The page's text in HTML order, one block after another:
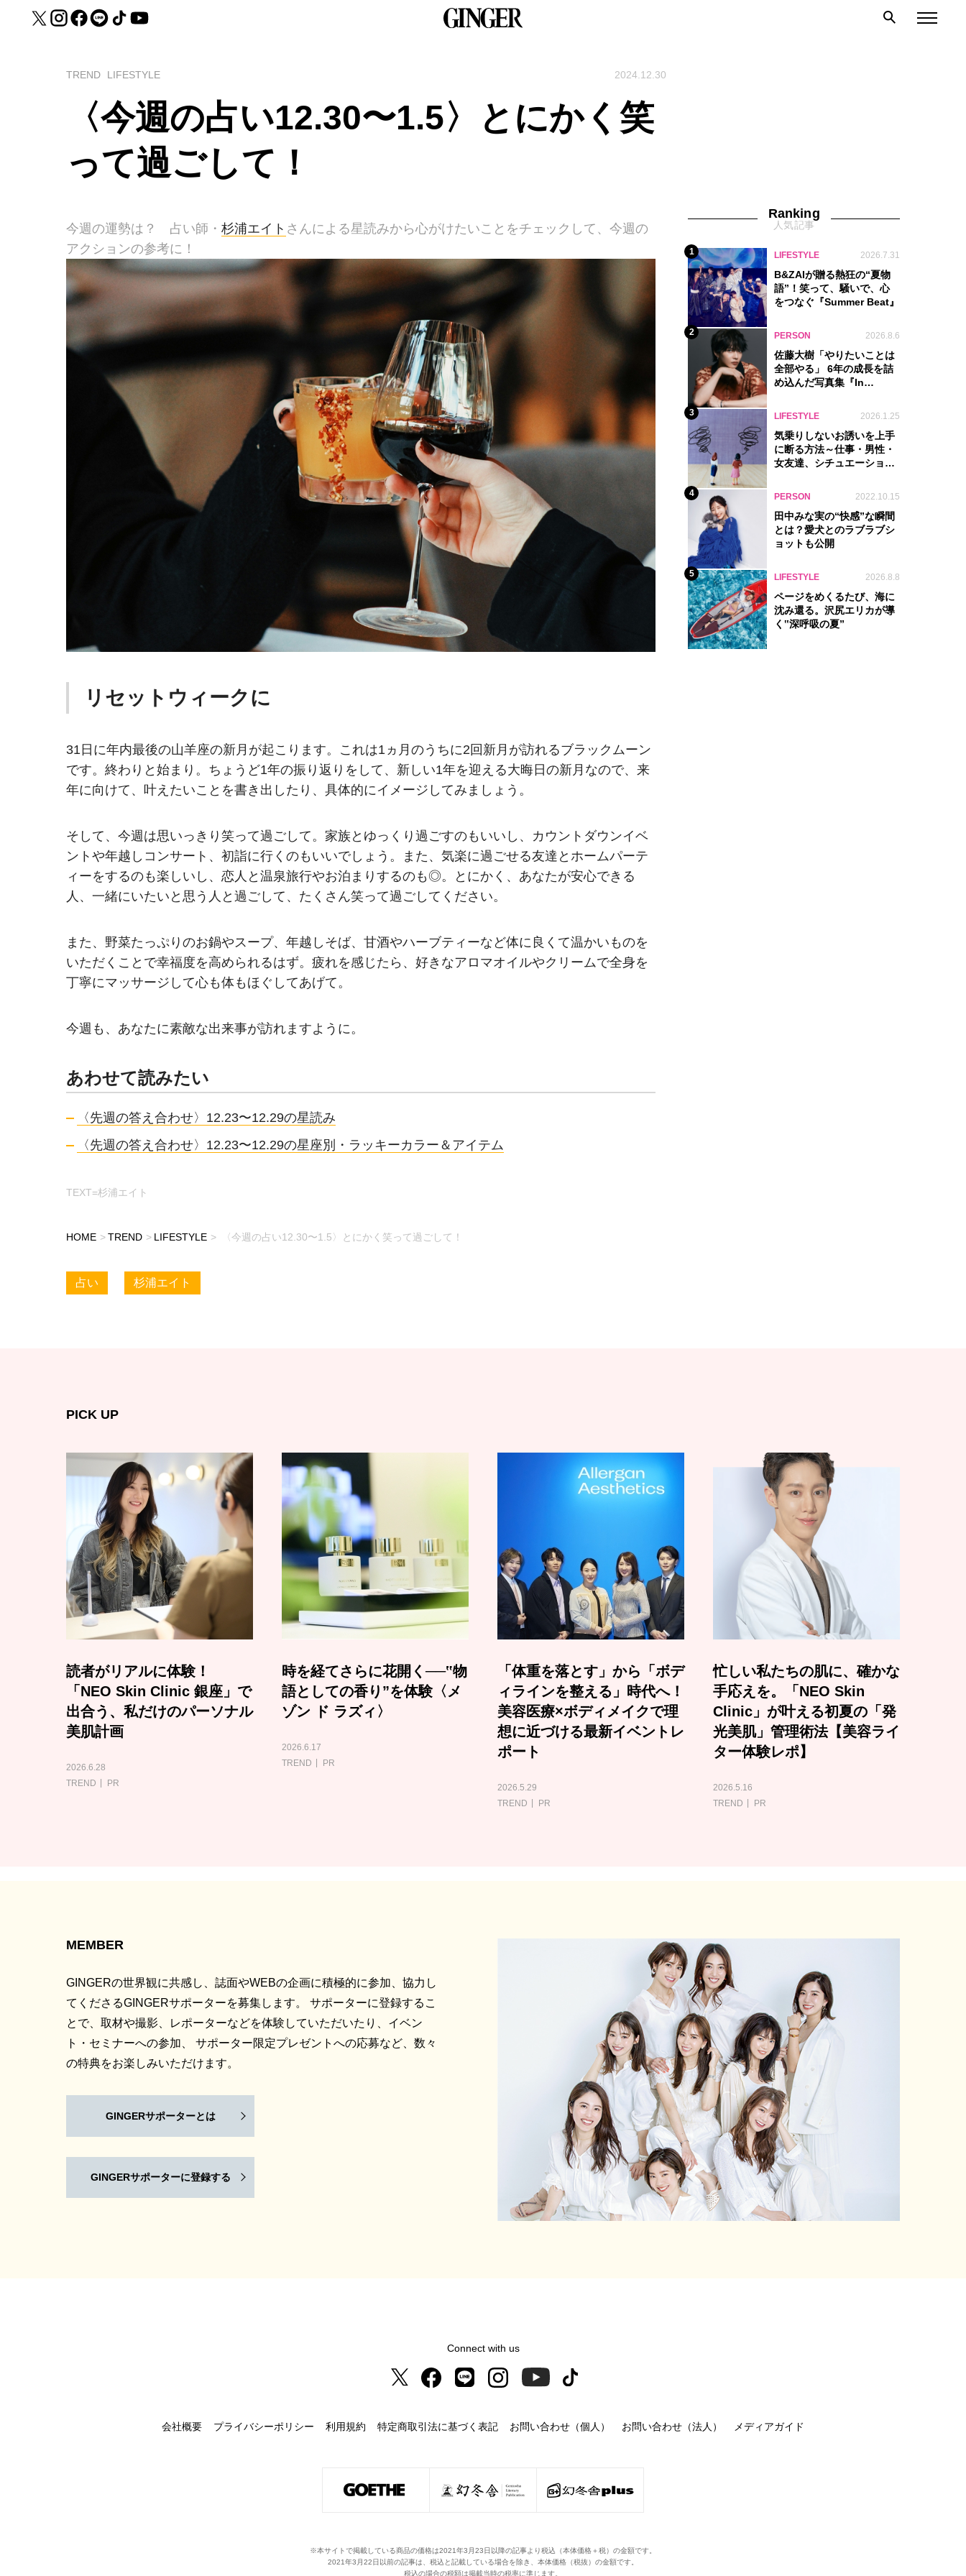
TREND LIFESTYLE 2024.12.30
〈今週の占い12.30〜1.5〉とにかく笑
って過ごして！
今週の運勢は？ 占い師・ 杉浦エイト さんによる星読みから心がけたいことをチェックして、今週の
アクションの参考に！
リセットウィークに
31日に年内最後の山羊座の新月が起こります。これは1ヵ月のうちに2回新月が訪れるブラックムーン
です。終わりと始まり。ちょうど1年の振り返りをして、新しい1年を迎える大晦日の新月なので、来
年に向けて、叶えたいことを書き出したり、具体的にイメージしてみましょう。
そして、今週は思いっきり笑って過ごして。家族とゆっくり過ごすのもいいし、カウントダウンイベ
ントや年越しコンサート、初詣に行くのもいいでしょう。また、気楽に過ごせる友達とホームパーテ
ィーをするのも楽しいし、恋人と温泉旅行やお泊まりするのも◎。とにかく、あなたが安心できる
人、一緒にいたいと思う人と過ごして、たくさん笑って過ごしてください。
また、野菜たっぷりのお鍋やスープ、年越しそば、甘酒やハーブティーなど体に良くて温かいものを
いただくことで幸福度を高められるはず。疲れを感じたら、好きなアロマオイルやクリームで全身を
丁寧にマッサージして心も体もほぐしてあげて。
今週も、あなたに素敵な出来事が訪れますように。
あわせて読みたい
〈先週の答え合わせ〉12.23〜12.29の星読み
〈先週の答え合わせ〉12.23〜12.29の星座別・ラッキーカラー＆アイテム
TEXT=杉浦エイト
HOME TREND LIFESTYLE 〈今週の占い12.30〜1.5〉とにかく笑って過ごして！
占い 杉浦エイト
Ranking
人気記事
1 LIFESTYLE 2026.7.31
B&ZAIが贈る熱狂の“夏物
語”！笑って、騒いで、心
をつなぐ『Summer Beat』
2 PERSON 2026.8.6
佐藤大樹「やりたいことは
全部やる」 6年の成長を詰
め込んだ写真集『In
3 LIFESTYLE 2026.1.25
気乗りしないお誘いを上手
に断る方法～仕事・男性・
女友達、シチュエーション
4 PERSON 2022.10.15
田中みな実の“快感”な瞬間
とは？愛犬とのラブラブシ
ョットも公開
5 LIFESTYLE 2026.8.8
ページをめくるたび、海に
沈み還る。沢尻エリカが導
く‟深呼吸の夏”
PICK UP
読者がリアルに体験！
「NEO Skin Clinic 銀座」で
出合う、私だけのパーソナル
美肌計画
2026.6.28
TREND
PR
時を経てさらに花開く──‟物
語としての香り”を体験〈メ
ゾン ド ラズィ〉
2026.6.17
TREND
PR
「体重を落とす」から「ボデ
ィラインを整える」時代へ！
美容医療×ボディメイクで理
想に近づける最新イベントレ
ポート
2026.5.29
TREND
PR
忙しい私たちの肌に、確かな
手応えを。「NEO Skin
Clinic」が叶える初夏の「発
光美肌」管理術法【美容ライ
ター体験レポ】
2026.5.16
TREND
PR
MEMBER
GINGERの世界観に共感し、誌面やWEBの企画に積極的に参加、協力し
てくださるGINGERサポーターを募集します。 サポーターに登録するこ
とで、取材や撮影、レポーターなどを体験していただいたり、イベン
ト・セミナーへの参加、 サポーター限定プレゼントへの応募など、数々
の特典をお楽しみいただけます。
GINGERサポーターとは
GINGERサポーターに登録する
Connect with us
会社概要 プライバシーポリシー 利用規約 特定商取引法に基づく表記 お問い合わせ（個人） お問い合わせ（法人） メディアガイド
※本サイトで掲載している商品の価格は2021年3月23日以降の記事より税込（本体価格＋税）の金額です。
2021年3月22日以前の記事は、税込と記載している場合を除き、本体価格（税抜）の金額です。
税込の場合の税額は掲載当時の税率に準じます。